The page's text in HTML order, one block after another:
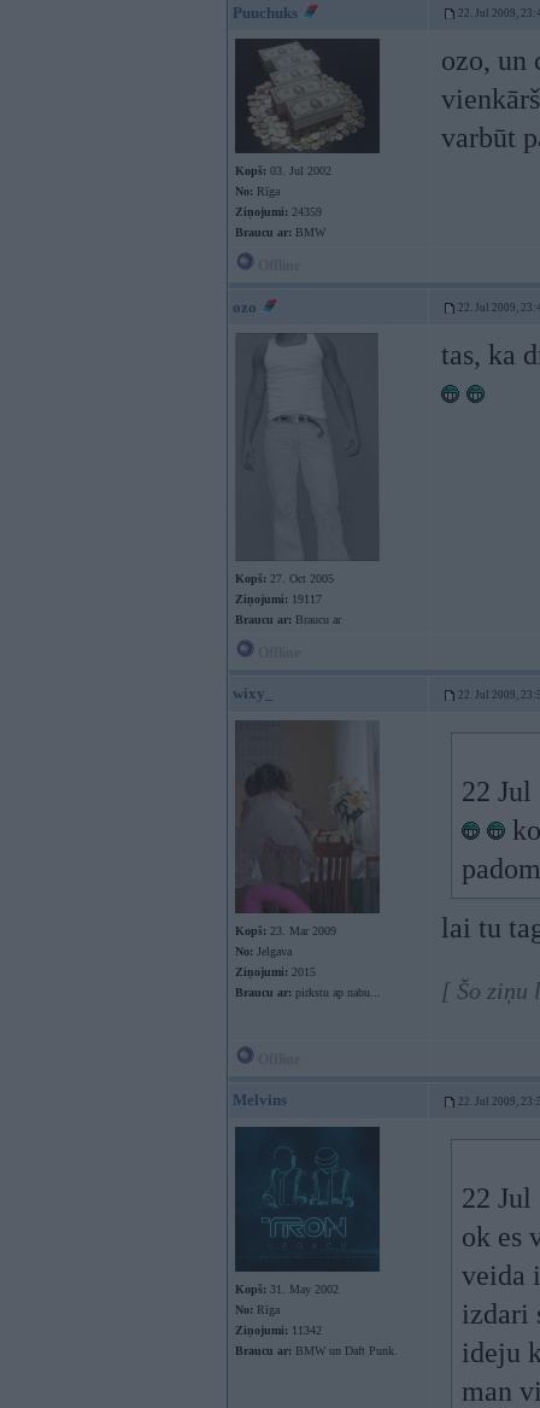
Puuchuks 22. Jul 2009,
Kopš: 03. Jul 2002
No: Rīga
Ziņojumi: 24359
Braucu ar: BMW
ozo, un
varbūt
ozo 22. Jul 2009,
Kopš: 27. Oct 2005
Ziņojumi: 19117
Braucu ar: Braucu ar
tas, ka
wixy_ 22. Jul 2009,
Kopš: 23. Mar 2009
No: Jelgava
Ziņojumi: 2015
Braucu ar: pirkstu ap nabu...
22
lai tu
[ Šo ziņu
Melvins 22. Jul 2009,
Kopš: 31. May 2002
No: Rīga
Ziņojumi: 11342
Braucu ar: BMW un Daft Punk.
22
ok es
veida
izdari
ideju
man